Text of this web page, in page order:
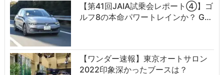
【第41回JAIA試乗会レポート④】ゴ
ルフ8の本命パワートレインか？ G…
【ワンダー速報】東京オートサロン
2022印象深かったブースは？